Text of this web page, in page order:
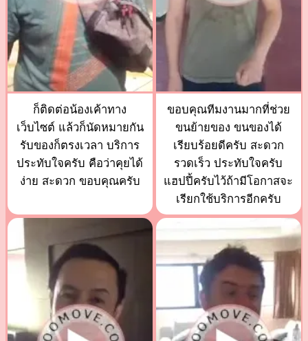
ก็ติดต่อน้องเค้าทาง
เว็บไซต์ แล้วก็นัดหมายกัน
รับของก็ตรงเวลา บริการ
ประทับใจครับ คือว่าคุยได้
ง่าย สะดวก ขอบคุณครับ
ขอบคุณทีมงานมากที่ช่วย
ขนย้ายของ ขนของได้
เรียบร้อยดีครับ สะดวก
รวดเร็ว ประทับใจครับ
แฮปปี้ครับไว้ถ้ามีโอกาสจะ
เรียกใช้บริการอีกครับ